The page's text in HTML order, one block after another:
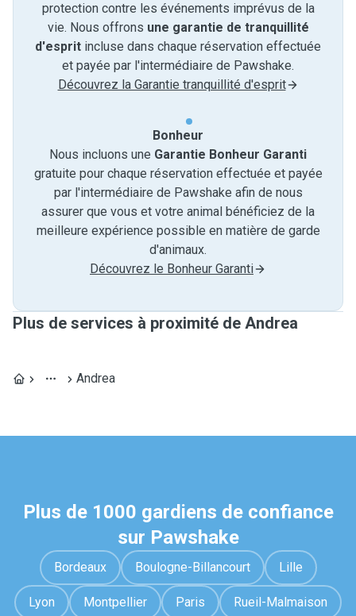
protection contre les événements imprévus de la
vie. Nous offrons une garantie de tranquillité
d'esprit incluse dans chaque réservation effectuée
et payée par l'intermédiaire de Pawshake.
Découvrez la Garantie tranquillité d'esprit
Bonheur
Nous incluons une Garantie Bonheur Garanti
gratuite pour chaque réservation effectuée et payée
par l'intermédiaire de Pawshake afin de nous
assurer que vous et votre animal bénéficiez de la
meilleure expérience possible en matière de garde
d'animaux.
Découvrez le Bonheur Garanti
Plus de services à proximité de Andrea
Andrea
Plus de 1000 gardiens de confiance
sur Pawshake
Bordeaux Boulogne-Billancourt Lille
Lyon Montpellier Paris Rueil-Malmaison